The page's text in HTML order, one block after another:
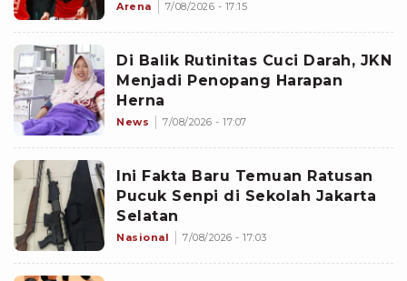
Langsung Bertengger di Puncak
Arena 7/08/2026 - 17:15
Di Balik Rutinitas Cuci Darah, JKN
Menjadi Penopang Harapan
Herna
News 7/08/2026 - 17:07
Ini Fakta Baru Temuan Ratusan
Pucuk Senpi di Sekolah Jakarta
Selatan
Nasional 7/08/2026 - 17:03